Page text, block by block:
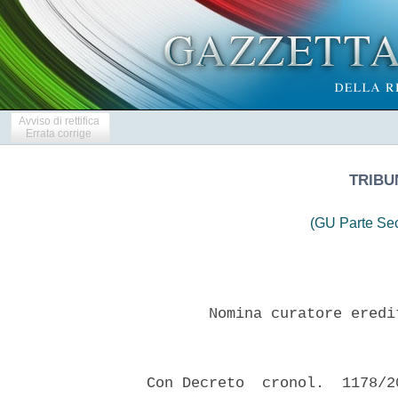
Avviso di rettifica
Errata corrige
(GU Parte
Nomina curatore
Con Decreto  cronol.  1178/